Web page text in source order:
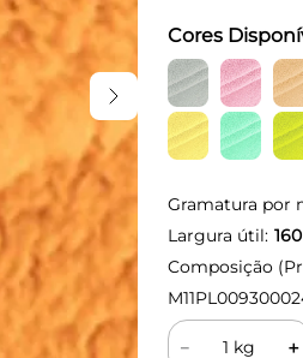
Cores
Gramatura por
Largura útil: 160
Composição
＋
－